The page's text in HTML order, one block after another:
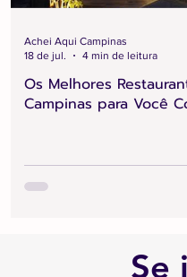
Os Melhores
Campinas para Você
Achei Aqui Campinas
18 de jul.
4 min de leitura
Se